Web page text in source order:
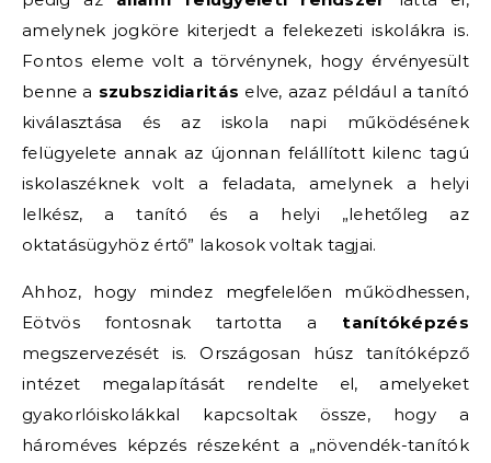
amelynek jogköre kiterjedt a felekezeti iskolákra is.
Fontos eleme volt a törvénynek, hogy érvényesült
benne a szubszidiaritás elve, azaz például a tanító
kiválasztása és az iskola napi működésének
felügyelete annak az újonnan felállított kilenc tagú
iskolaszéknek volt a feladata, amelynek a helyi
lelkész, a tanító és a helyi „lehetőleg az
oktatásügyhöz értő” lakosok voltak tagjai.
Ahhoz, hogy mindez megfelelően működhessen,
Eötvös fontosnak tartotta a tanítóképzés
megszervezését is. Országosan húsz tanítóképző
intézet megalapítását rendelte el, amelyeket
gyakorlóiskolákkal kapcsoltak össze, hogy a
hároméves képzés részeként a „növendék-tanítók